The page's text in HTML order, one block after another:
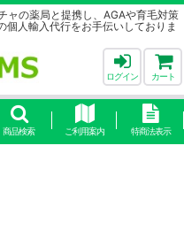
ャの薬局と提携し、AGAや育毛対策
人輸入代行をお手伝いしておりま
ログイン カート
商品検索 ご利用案内 特商法表示